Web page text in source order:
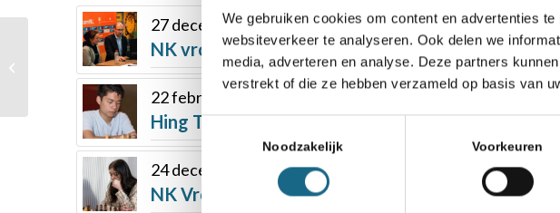
We gebruiken cookies om content en advertenties
websiteverkeer te analyseren. Ook delen we
media, adverteren en analyse. Deze partners
verstrekt of die ze hebben verzameld op basis van
Noodzakelijk Voorkeuren
27 december 2022
NK vrouwen Machteld van Foreest nieuwe
22 februari 2021
Hing Ting Lai wint NK Slow Bullet 2021
24 december 2022
NK Vrouwen: Roebers alleen aan de leiding
NK Algemeen:
Kevlishvili in de finale na
episch gevecht